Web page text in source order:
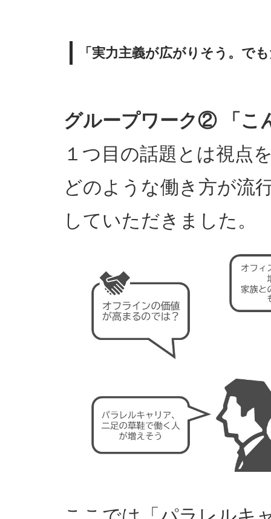
「実力主義が広がりそう。で
グループワーク② 「こ
１つ目の話題とは視点
どのような働き方が流
していただきました。